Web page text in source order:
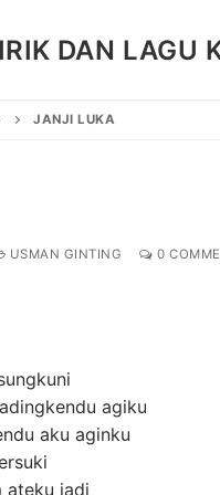
DAN LAGU
JANJI LUKA
USMAN GINTING 0
agiku
aku aginku
ateku jadi